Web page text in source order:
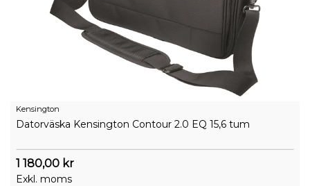
Kensington
Datorväska Kensington Contour 2.0 EQ 15,6 tum
1 180,00 kr
Exkl. moms